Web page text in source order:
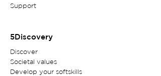
Support
5Discovery
Discover
Societal values
Develop your softskills